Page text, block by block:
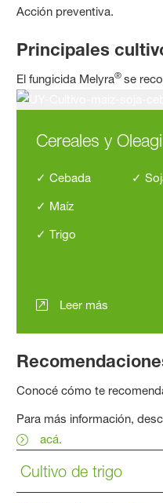
Acción preventiva.
Principales
El fungicida Melyra®se
Cereales y
✓ Cebada ✓
✓ Maíz
✓ Trigo
Leer más
Conocé cómo te
Para más información,
acá.
Cultivo de trigo